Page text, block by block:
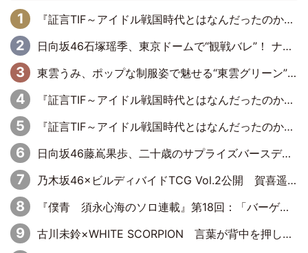
『証言TIF～アイドル戦国時代とはなんだったのか～』第6回：でんぱ組.inc・古川未鈴×相沢梨紗「『ハロプロやりたかったな』って言ったら、夢眠ねむさんに『てめえはでんぱ組．incなんだよ！』って肩パンされて(笑)」
日向坂46石塚瑶季、東京ドームで“観戦バレ”！ ナイツ・塙も認めた「巨人に詳しすぎるアイドル」は元VENUSスクール生で杉内コーチ推し⁉
東雲うみ、ポップな制服姿で魅せる“東雲グリーン”の正体
『証言TIF～アイドル戦国時代とはなんだったのか～』第8回：Negicco・Nao☆×Megu×Kaede「東京からオファーが来たのと、梨の皮剥きとどっちが大事なんだって」
『証言TIF～アイドル戦国時代とはなんだったのか～』第10回：さくら学院・武藤彩未×飯田らうら「正直、中3で辞めるというのを信じてなくて。そう言われてはいたけど、嘘でしょって」
日向坂46藤嶌果歩、二十歳のサプライズバースデーに大喜び「頼られる先輩になれるように努力していきたい」
乃木坂46×ビルディバイドTCG Vol.2公開 賀喜遥香＆田村真佑が『京まふ』ステージに登壇
『僕青 須永心海のソロ連載』第18回：「バーゲンセールハンターみうな inしまむら」編
古川未鈴×WHITE SCORPION 言葉が背中を押した“それぞれの決意”